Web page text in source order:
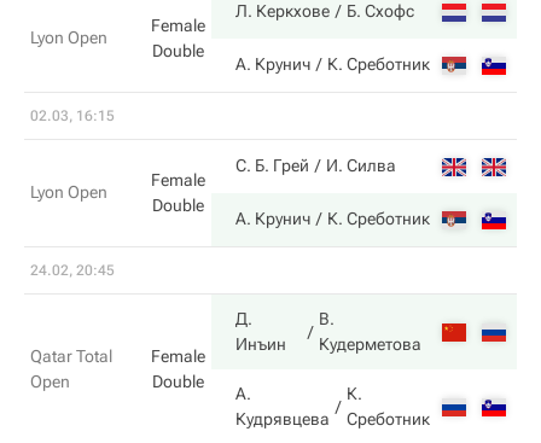
Lyon Open
Female
Double
Л. Керкхове Б. Схофс
А. Крунич К. Среботник
02.03, 16:15
Lyon Open
Female
Double
С. Б. Грей И. Силва
А. Крунич К. Среботник
24.02, 20:45
Qatar Total
Open
Female
Double
Д.
Инъин
В.
Кудерметова
А.
Кудрявцева
К.
Среботник